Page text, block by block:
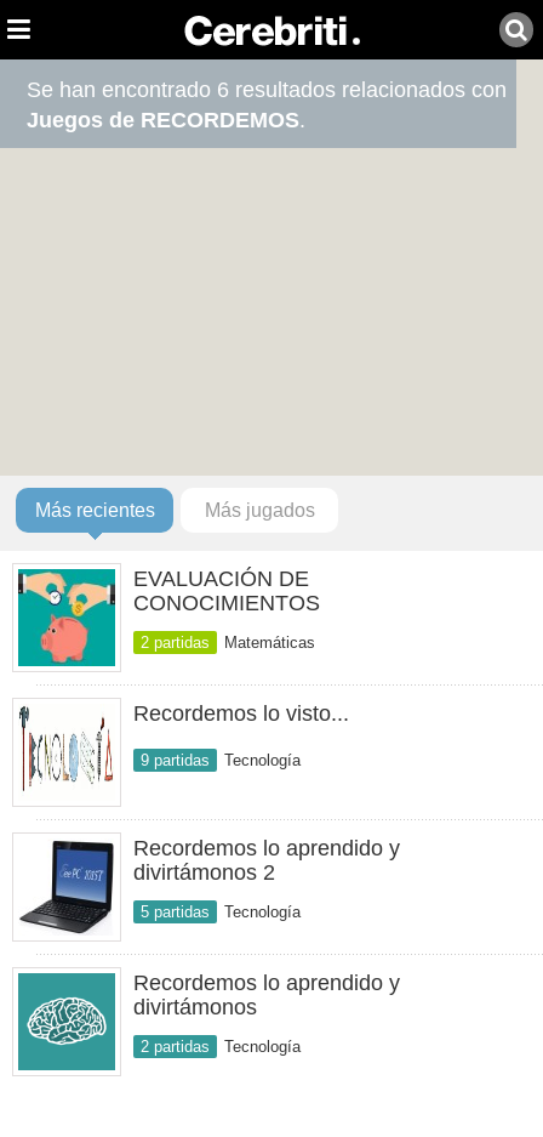
Se han encontrado 6 resultados relacionados con
Juegos de RECORDEMOS.
Más recientes Más jugados
EVALUACIÓN DE
CONOCIMIENTOS
2 partidas Matemáticas
Recordemos lo visto...
9 partidas Tecnología
Recordemos lo aprendido y
divirtámonos 2
5 partidas Tecnología
Recordemos lo aprendido y
divirtámonos
2 partidas Tecnología